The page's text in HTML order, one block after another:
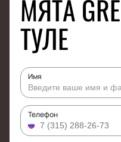
МЯТА
ТУЛЕ
Имя
Телефон